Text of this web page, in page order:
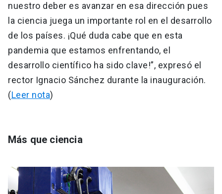
nuestro deber es avanzar en esa dirección pues
la ciencia juega un importante rol en el desarrollo
de los países. ¡Qué duda cabe que en esta
pandemia que estamos enfrentando, el
desarrollo científico ha sido clave!”, expresó el
rector Ignacio Sánchez durante la inauguración.
(Leer nota)
Más que ciencia